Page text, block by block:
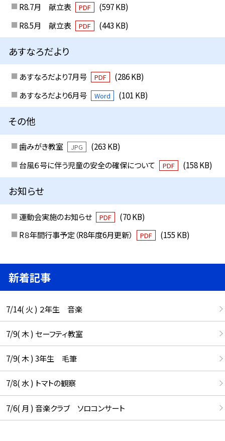
R8.7月 献立表 PDF
(597 KB)
R8.5月 献立表
PDF (443 KB)
あすなろだより
あすなろだより7月号 PDF
(286 KB)
あすなろだより6月号
Word (101 KB)
その他
歯みがき教室 JPG
(263 KB)
台風６号に伴う児童の安全の確保について
PDF (158 KB)
お知らせ
運動会実施のお知らせ PDF
(70 KB)
R８年間行事予定（R8年度6月更新）
PDF (155 KB)
新着記事
7/14( 火 ) ２年生 音楽
7/9( 木 ) セーフティ教室
7/9( 木 ) 3年生 毛筆
7/8( 水 ) トマトの観察
7/6( 月 ) 音楽クラブ ソロコンサート